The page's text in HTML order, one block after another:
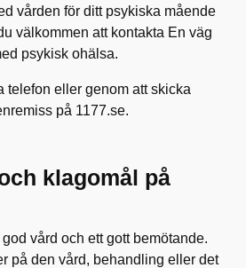
vården för ditt psykiska mående
välkommen att kontakta En väg
psykisk ohälsa.
telefon eller genom att skicka
på 1177.se.
klagomål på
vård och ett gott bemötande.
på den vård, behandling eller det